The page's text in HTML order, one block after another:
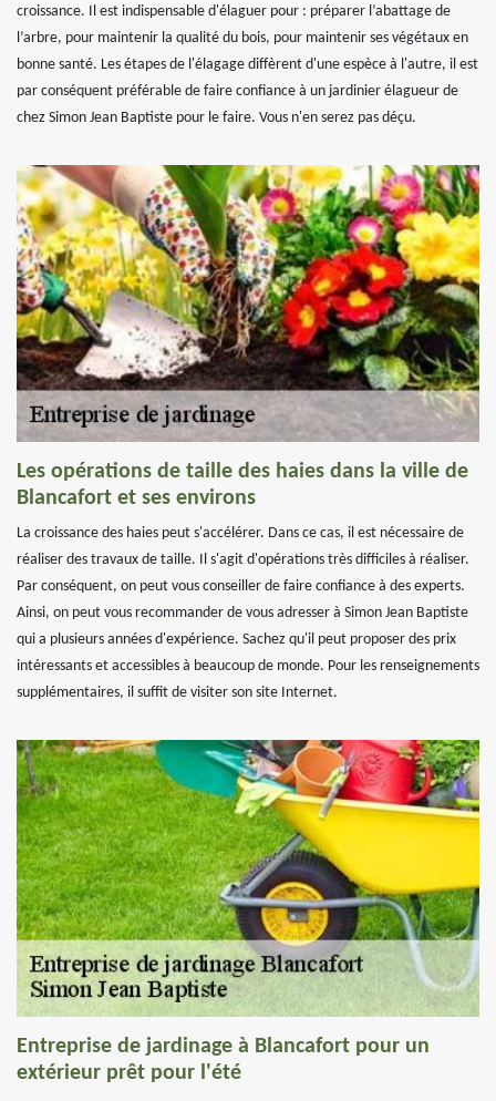
croissance. Il est indispensable d'élaguer pour : préparer l’abattage de
l’arbre, pour maintenir la qualité du bois, pour maintenir ses végétaux en
bonne santé. Les étapes de l'élagage diffèrent d'une espèce à l'autre, il est
par conséquent préférable de faire confiance à un jardinier élagueur de
chez Simon Jean Baptiste pour le faire. Vous n'en serez pas déçu.
Les opérations de taille des haies dans la ville de
Blancafort et ses environs
La croissance des haies peut s'accélérer. Dans ce cas, il est nécessaire de
réaliser des travaux de taille. Il s'agit d'opérations très difficiles à réaliser.
Par conséquent, on peut vous conseiller de faire confiance à des experts.
Ainsi, on peut vous recommander de vous adresser à Simon Jean Baptiste
qui a plusieurs années d'expérience. Sachez qu'il peut proposer des prix
intéressants et accessibles à beaucoup de monde. Pour les renseignements
supplémentaires, il suffit de visiter son site Internet.
Entreprise de jardinage à Blancafort pour un
extérieur prêt pour l'été